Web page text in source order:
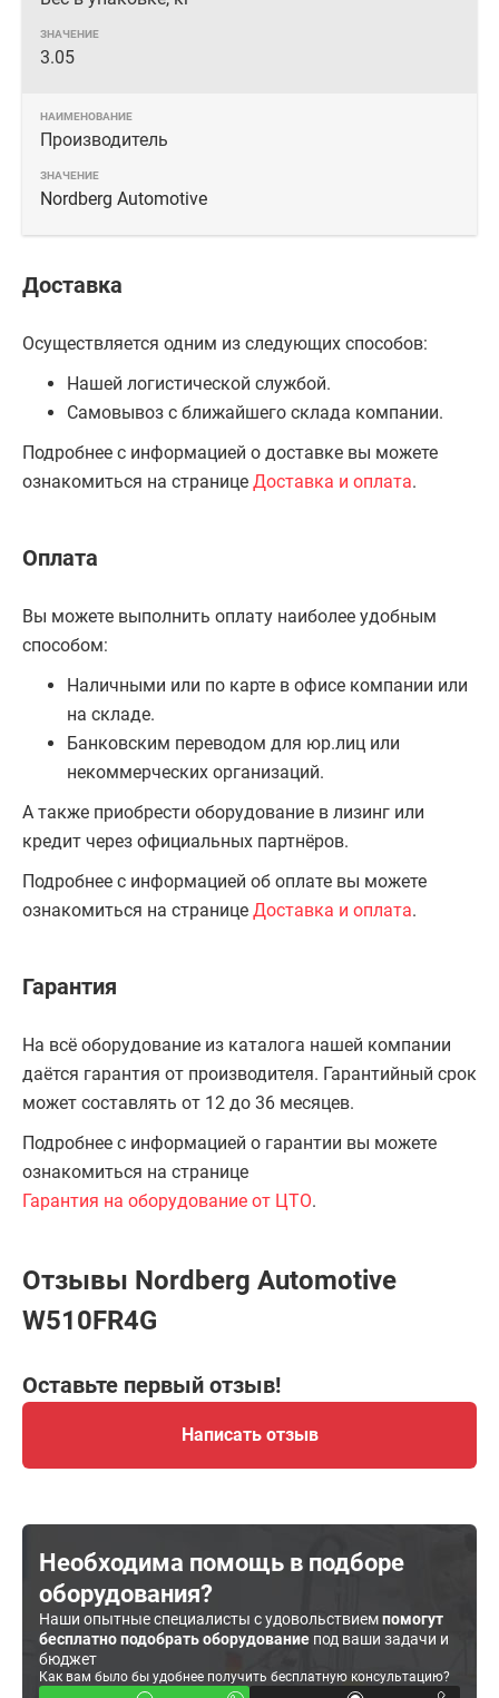
3.05
Производитель
Nordberg Automotive
Доставка
Осуществляется одним из следующих способов:
Нашей логистической службой.
Самовывоз с ближайшего склада компании.
Подробнее с информацией о доставке вы можете
ознакомиться на странице Доставка и оплата.
Оплата
Вы можете выполнить оплату наиболее удобным
способом:
Наличными или по карте в офисе компании или
на складе.
Банковским переводом для юр.лиц или
некоммерческих организаций.
А также приобрести оборудование в лизинг или
кредит через официальных партнёров.
Подробнее с информацией об оплате вы можете
ознакомиться на странице Доставка и оплата.
Гарантия
На всё оборудование из каталога нашей компании
даётся гарантия от производителя. Гарантийный срок
может составлять от 12 до 36 месяцев.
Подробнее с информацией о гарантии вы можете
ознакомиться на странице
Гарантия на оборудование от ЦТО.
Отзывы Nordberg Automotive
W510FR4G
Оставьте первый отзыв!
Написать отзыв
Необходима помощь в подборе
оборудования?
Наши опытные специалисты с удовольствиемпомогут
бесплатно подобрать оборудование под ваши задачи и
бюджет
Как вам было бы удобнее получить бесплатную консультацию?